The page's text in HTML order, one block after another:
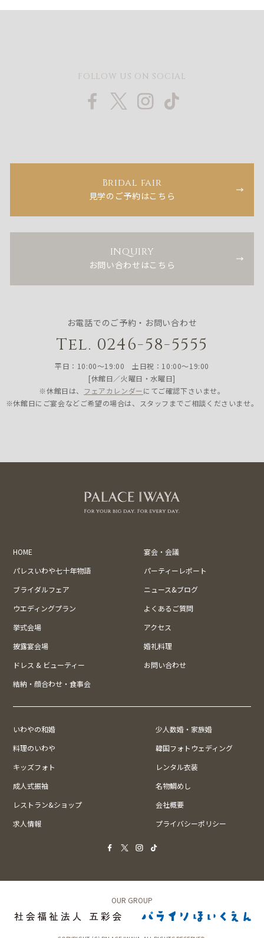
FOLLOW US ON SOCIAL
Bridal fair
見学のご予約はこちら
INQUIRY
お問い合わせはこちら
お電話でのご予約・お問い合わせ
Tel. 0246-58-5555
平日：10:00〜19:00 土日祝：10:00〜19:00
[休館日／火曜日・水曜日]
※休館日は、 フェアカレンダーにてご確認下さいませ。
※休館日にご宴会などご希望の場合は、スタッフまでご相談くださいませ。
HOME
宴会・会議
パレスいわや七十年物語
パーティーレポート
ブライダルフェア
ニュース&ブログ
ウエディングプラン
よくあるご質問
挙式会場
アクセス
披露宴会場
婚礼料理
ドレス & ビューティー
お問い合わせ
結納・顔合わせ・食事会
いわやの和婚
少人数婚・家族婚
料理のいわや
韓国フォトウェディング
キッズフォト
レンタル衣装
成人式振袖
名物鯛めし
レストラン&ショップ
会社概要
求人情報
プライバシーポリシー
OUR GROUP